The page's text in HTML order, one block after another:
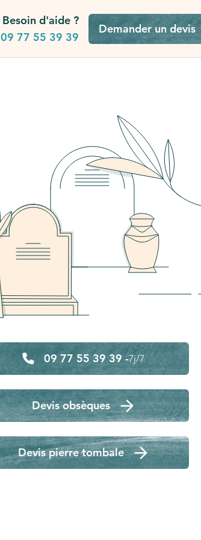
Besoin d'aide ?
09 77 55 39 39
Demander un devis
09 77 55 39 39 -7j/7
Devis obsèques
Devis pierre tombale